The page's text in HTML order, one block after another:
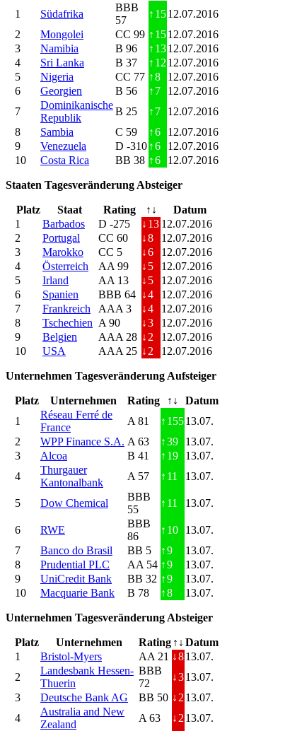
1
Südafrika
BBB
57
↑ 1512.07.2016
2
Mongolei CC 99 ↑ 1512.07.2016
3
Namibia B 96 ↑ 1312.07.2016
4
Sri Lanka B 37 ↑ 12 12.07.2016
5
Nigeria CC 77 ↑8
12.07.2016
6
Georgien B 56 ↑ 7
12.07.2016
7
Dominikanische
Republik
B 25 ↑ 7
12.07.2016
8
Sambia C 59 ↑6
12.07.2016
9
Venezuela D -310 ↑6
12.07.2016
10
Costa Rica BB 38 ↑6 12.07.2016
Staaten Tagesveränderung Absteiger
Platz Staat Rating ↑↓
Datum
1
Barbados D -275 ↓ 13 12.07.2016
2
Portugal CC 60 ↓8
12.07.2016
3
Marokko CC 5 ↓6
12.07.2016
4
Österreich AA 99 ↓ 5
12.07.2016
5
Irland AA 13 ↓ 5
12.07.2016
6
Spanien BBB 64 ↓4
12.07.2016
7
Frankreich AAA 3 ↓4
12.07.2016
8
Tschechien A 90 ↓3
12.07.2016
9
Belgien AAA 28 ↓ 2
12.07.2016
10
USA AAA 25 ↓ 2 12.07.2016
Unternehmen Tagesveränderung Aufsteiger
Platz Unternehmen Rating ↑↓
Datum
1
Réseau Ferré de
France
A 81 ↑ 15513.07.
2
WPP Finance S.A. A 63 ↑39
13.07.
3
Alcoa B 41 ↑ 19
13.07.
4
Thurgauer
Kantonalbank
A 57 ↑ 11 13.07.
5 Dow Chemical
BBB
55
↑ 11 13.07.
6 RWE
BBB
86
↑ 10
13.07.
7
Banco do Brasil BB 5 ↑9
13.07.
8
Prudential PLC AA 54 ↑9
13.07.
9
UniCredit Bank BB 32 ↑9
13.07.
10
Macquarie Bank B 78 ↑8 13.07.
Unternehmen Tagesveränderung Absteiger
Platz Unternehmen Rating ↑↓ Datum
1
Bristol-Myers AA 21 ↓813.07.
2
Landesbank Hessen-
Thuerin
BBB
72
↓313.07.
3
Deutsche Bank AG BB 50 ↓ 2 13.07.
4
Australia and New
Zealand
A 63 ↓ 2 13.07.